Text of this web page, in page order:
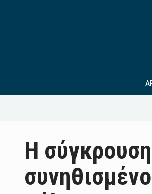
Η